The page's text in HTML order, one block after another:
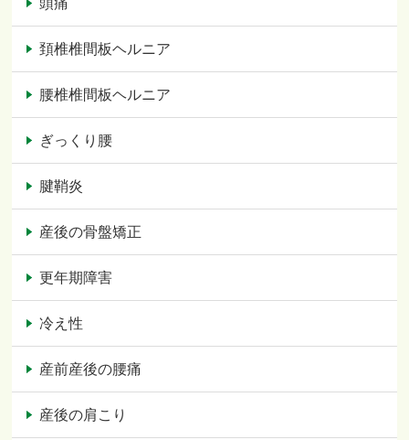
頭痛
頚椎椎間板ヘルニア
腰椎椎間板ヘルニア
ぎっくり腰
腱鞘炎
産後の骨盤矯正
更年期障害
冷え性
産前産後の腰痛
産後の肩こり